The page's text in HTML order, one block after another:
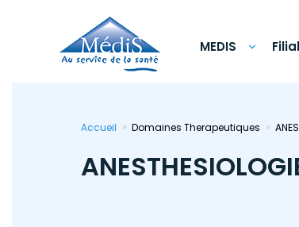
MEDIS
Accueil Domaines Therapeutiques